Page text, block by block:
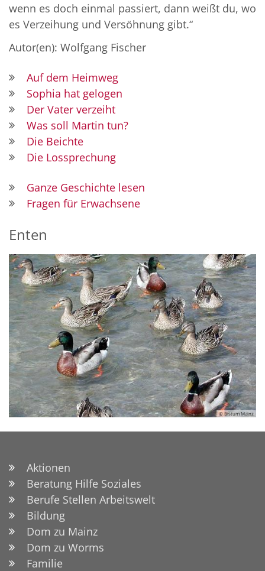
wenn es doch einmal passiert, dann weißt du, wo
es Verzeihung und Versöhnung gibt.“
Autor(en): Wolfgang Fischer
Auf dem Heimweg
Sophia hat gelogen
Der Vater verzeiht
Was soll Martin tun?
Die Beichte
Die Lossprechung
Ganze Geschichte lesen
Fragen für Erwachsene
Enten
© Bistum Mainz
Aktionen
Beratung Hilfe Soziales
Berufe Stellen Arbeitswelt
Bildung
Dom zu Mainz
Dom zu Worms
Familie